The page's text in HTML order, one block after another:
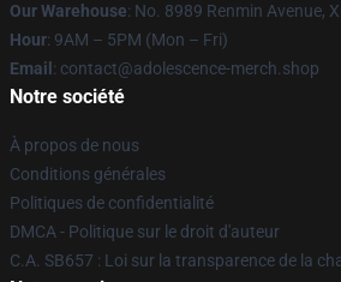
Our Warehouse: No. 8989 Renmin Avenue,
Hour: 9AM – 5PM (Mon – Fri)
Email : contact@adolescence-merch.shop
Notre société
À propos de nous
Conditions générales
Politiques de confidentialité
DMCA - Politique sur le droit d'auteur
C.A. SB657 : Loi sur la transparence de la